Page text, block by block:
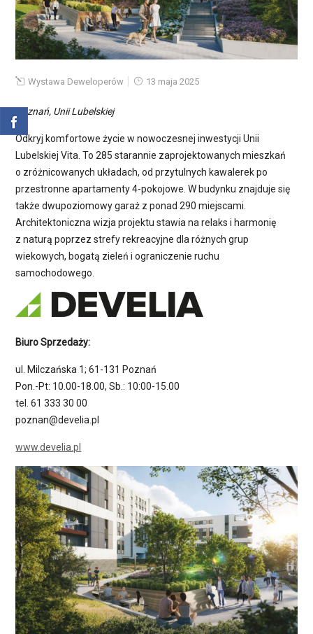
Wystawa Deweloperów 13 maja 2025
Poznań, Unii Lubelskiej
Odkryj komfortowe życie w nowoczesnej inwestycji Unii
Lubelskiej Vita. To 285 starannie zaprojektowanych mieszkań
o zróżnicowanych układach, od przytulnych kawalerek po
przestronne apartamenty 4-pokojowe. W budynku znajduje się
także dwupoziomowy garaż z ponad 290 miejscami.
Architektoniczna wizja projektu stawia na relaks i harmonię
z naturą poprzez strefy rekreacyjne dla różnych grup
wiekowych, bogatą zieleń i ograniczenie ruchu
samochodowego.
Biuro Sprzedaży:
ul. Milczańska 1; 61-131 Poznań
Pon.-Pt: 10.00-18.00, Sb.: 10:00-15.00
tel. 61 333 30 00
poznan@develia.pl
www.develia.pl